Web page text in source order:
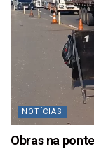
NOTÍCIAS
Obras na